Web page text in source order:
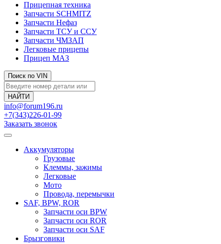
Прицепная техника
Запчасти SCHMITZ
Запчасти Нефаз
Запчасти ТСУ и ССУ
Запчасти ЧМЗАП
Легковые прицепы
Прицеп МАЗ
Поиск по VIN
info@forum196.ru
+7(343)226-01-99
Заказать звонок
Аккумуляторы
Грузовые
Клеммы, зажимы
Легковые
Мото
Провода, перемычки
SAF, BPW, ROR
Запчасти оси BPW
Запчасти оси ROR
Запчасти оси SAF
Брызговики